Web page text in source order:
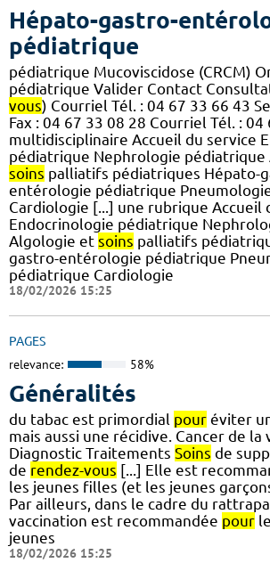
Hépato-gastro-
pédiatrique
pédiatrique Mucoviscidose (CRCM)
pédiatrique Valider Contact
vous) Courriel Tél. : 04 67 33 66 43
Fax : 04 67 33 08 28 Courriel Tél. : 04
multidisciplinaire Accueil du service
pédiatrique Nephrologie
soins palliatifs pédiatriques Hépato-
entérologie pédiatrique
Cardiologie [...] une rubrique Accueil
Endocrinologie pédiatrique
Algologie et soins palliatifs
gastro-entérologie pédiatrique
pédiatrique Cardiologie
18/02/2026 15:25
PAGES
relevance: 58%
Généralités
du tabac est primordial pour éviter
mais aussi une récidive. Cancer de
Diagnostic Traitements Soins de
de rendez-vous [...] Elle est
les jeunes filles (et les jeunes
Par ailleurs, dans le cadre du
vaccination est recommandée pour
jeunes
18/02/2026 15:25